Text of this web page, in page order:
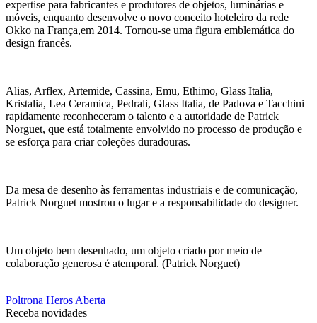
expertise para fabricantes e produtores de objetos, luminárias e
móveis, enquanto desenvolve o novo conceito hoteleiro da rede
Okko na França,em 2014. Tornou-se uma figura emblemática do
design francês.
Alias, Arflex, Artemide, Cassina, Emu, Ethimo, Glass Italia,
Kristalia, Lea Ceramica, Pedrali, Glass Italia, de Padova e Tacchini
rapidamente reconheceram o talento e a autoridade de Patrick
Norguet, que está totalmente envolvido no processo de produção e
se esforça para criar coleções duradouras.
Da mesa de desenho às ferramentas industriais e de comunicação,
Patrick Norguet mostrou o lugar e a responsabilidade do designer.
Um objeto bem desenhado, um objeto criado por meio de
colaboração generosa é atemporal. (Patrick Norguet)
Poltrona Heros Aberta
Receba novidades